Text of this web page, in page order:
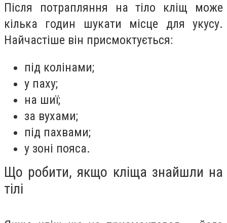
Після потрапляння на тіло кліщ може
кілька годин шукати місце для укусу.
Найчастіше він присмоктується:
під колінами;
у паху;
на шиї;
за вухами;
під пахвами;
у зоні пояса.
Що робити, якщо кліща знайшли на
тілі